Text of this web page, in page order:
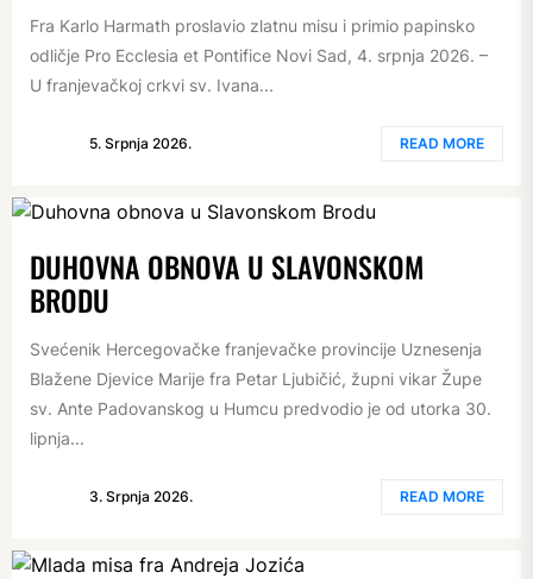
Fra Karlo Harmath proslavio zlatnu misu i primio papinsko
odličje Pro Ecclesia et Pontifice Novi Sad, 4. srpnja 2026. –
U franjevačkoj crkvi sv. Ivana...
5. Srpnja 2026. READ MORE
DUHOVNA OBNOVA U SLAVONSKOM
BRODU
Svećenik Hercegovačke franjevačke provincije Uznesenja
Blažene Djevice Marije fra Petar Ljubičić, župni vikar Župe
sv. Ante Padovanskog u Humcu predvodio je od utorka 30.
lipnja...
3. Srpnja 2026. READ MORE